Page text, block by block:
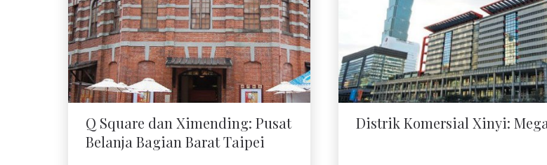
Q Square dan Ximending: Pusat
Belanja Bagian Barat Taipei
Q Square dan Ximending: Pusat
Belanja Bagian Barat Taipei
Distrik Komersial Xinyi:
Distrik Komersial Xinyi: